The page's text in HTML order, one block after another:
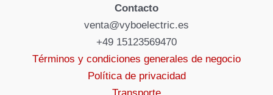
Contacto
venta@vyboelectric.es
+49 15123569470
Términos y condiciones generales de negocio
Política de privacidad